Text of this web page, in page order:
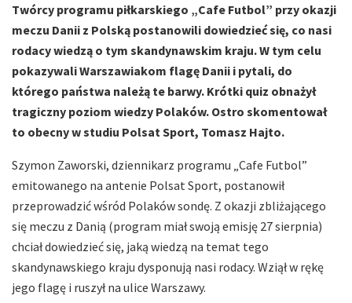
Twórcy programu piłkarskiego „Cafe Futbol” przy okazji
meczu Danii z Polską postanowili dowiedzieć się, co nasi
rodacy wiedzą o tym skandynawskim kraju. W tym celu
pokazywali Warszawiakom flagę Danii i pytali, do
którego państwa należą te barwy. Krótki quiz obnażył
tragiczny poziom wiedzy Polaków. Ostro skomentował
to obecny w studiu Polsat Sport, Tomasz Hajto.
Szymon Zaworski, dziennikarz programu „Cafe Futbol”
emitowanego na antenie Polsat Sport, postanowił
przeprowadzić wśród Polaków sondę. Z okazji zbliżającego
się meczu z Danią (program miał swoją emisję 27 sierpnia)
chciał dowiedzieć się, jaką wiedzą na temat tego
skandynawskiego kraju dysponują nasi rodacy. Wziął w rękę
jego flagę i ruszył na ulice Warszawy.